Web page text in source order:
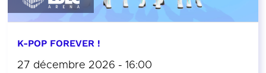
K-POP FOREVER !
27 décembre 2026 - 16:00